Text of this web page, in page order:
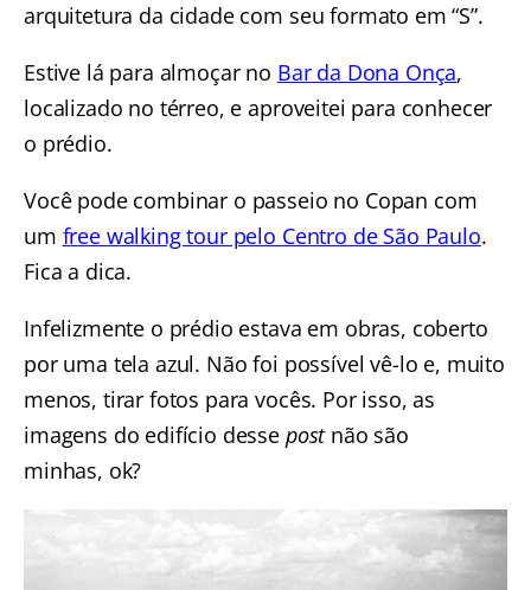
arquitetura da cidade com seu formato em “S”.
Estive lá para almoçar no Bar da Dona Onça,
localizado no térreo, e aproveitei para conhecer
o prédio.
Você pode combinar o passeio no Copan com
um free walking tour pelo Centro de São Paulo.
Fica a dica.
Infelizmente o prédio estava em obras, coberto
por uma tela azul. Não foi possível vê-lo e, muito
menos, tirar fotos para vocês. Por isso, as
imagens do edifício desse postnão são
minhas, ok?